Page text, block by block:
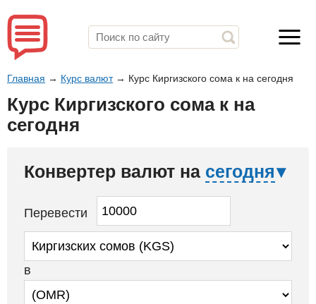
Главная → Курс валют→ Курс Киргизского сома к на сегодня
Курс Киргизского сома к на
сегодня
Конвертер валют на сегодня
Перевести
в